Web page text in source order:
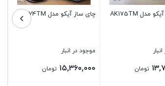
چای ساز آیکو مدلAK173TM
موجود در انبار
۱۱,۶۸۰,۰۰۰
چای ساز آیکو مدل AK171 TM
موجود در انبار
۱۲,۲۴۰,۰۰۰